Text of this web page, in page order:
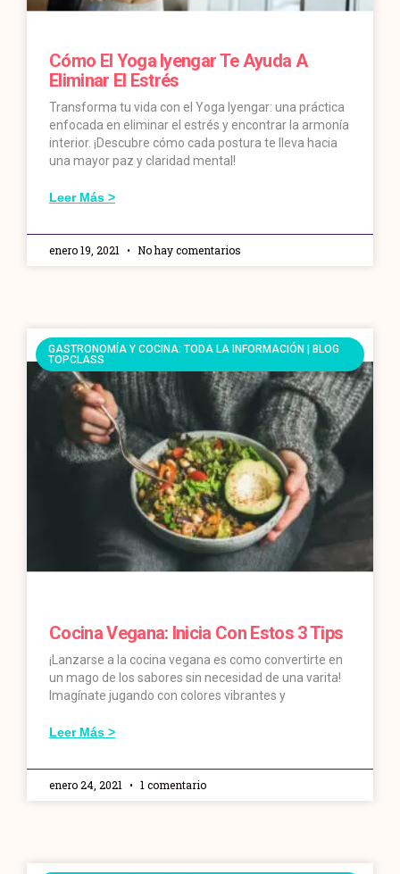
Cómo El Yoga Iyengar Te Ayuda A
Eliminar El Estrés
Transforma tu vida con el Yoga Iyengar: una práctica
enfocada en eliminar el estrés y encontrar la armonía
interior. ¡Descubre cómo cada postura te lleva hacia
una mayor paz y claridad mental!
Leer Más >
enero 19, 2021 No hay comentarios
GASTRONOMÍA Y COCINA: TODA LA INFORMACIÓN | BLOG
TOPCLASS
Cocina Vegana: Inicia Con Estos 3 Tips
¡Lanzarse a la cocina vegana es como convertirte en
un mago de los sabores sin necesidad de una varita!
Imagínate jugando con colores vibrantes y
Leer Más >
enero 24, 2021 1 comentario